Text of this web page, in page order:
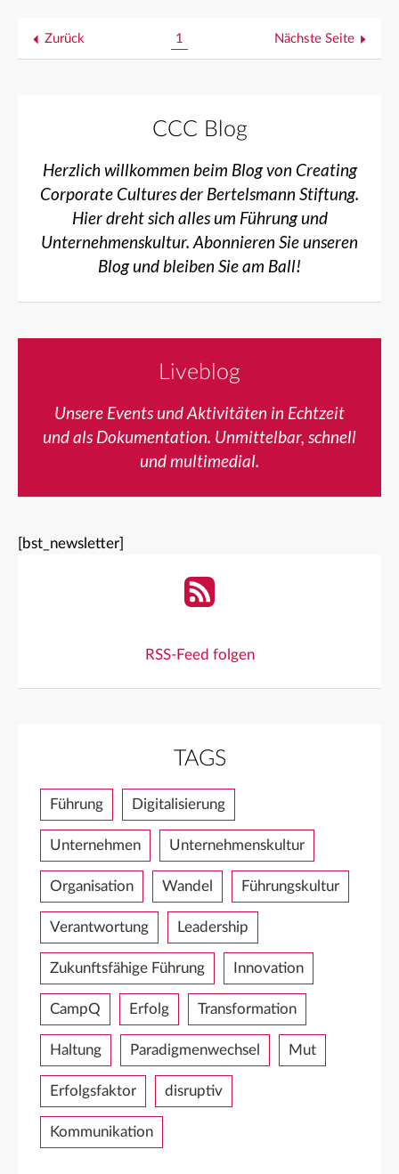
Zurück 1 Nächste Seite
CCC Blog
Herzlich willkommen beim Blog von Creating
Corporate Cultures der Bertelsmann Stiftung.
Hier dreht sich alles um Führung und
Unternehmenskultur. Abonnieren Sie unseren
Blog und bleiben Sie am Ball!
Liveblog
Unsere Events und Aktivitäten in Echtzeit
und als Dokumentation. Unmittelbar, schnell
und multimedial.
[bst_newsletter]
RSS-Feed folgen
TAGS
Führung Digitalisierung
Unternehmen Unternehmenskultur
Organisation Wandel Führungskultur
Verantwortung Leadership
Zukunftsfähige Führung Innovation
CampQ Erfolg Transformation
Haltung Paradigmenwechsel Mut
Erfolgsfaktor disruptiv
Kommunikation